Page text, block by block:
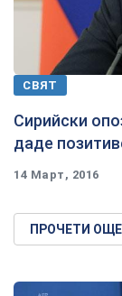
СВЯТ
Сирийски
даде
14 Март, 2016
ПРОЧЕТИ ОЩЕ